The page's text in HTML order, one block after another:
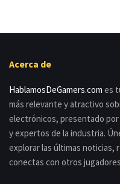
Acerca de
HablamosDeGamers.com es
más relevante y atractivo
electrónicos, presentado
y expertos de la industria.
explorar las últimas noticias,
conectas con otros